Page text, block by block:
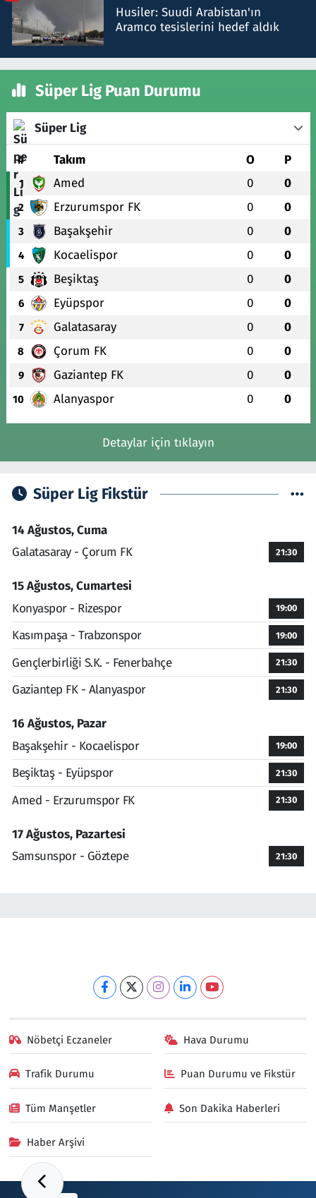
Husiler: Suudi Arabistan'ın
Aramco tesislerini hedef aldık
Süper Lig Puan Durumu
Süper Lig
# Takım O P
1 Amed 0 0
2 Erzurumspor FK 0 0
3 Başakşehir 0 0
4 Kocaelispor 0 0
5 Beşiktaş 0 0
6 Eyüpspor 0 0
7 Galatasaray 0 0
8 Çorum FK 0 0
9 Gaziantep FK 0 0
10 Alanyaspor 0 0
Detaylar için tıklayın
Süper Lig Fikstür
14 Ağustos, Cuma
Galatasaray - Çorum FK
21:30
15 Ağustos, Cumartesi
Konyaspor - Rizespor
19:00
Kasımpaşa - Trabzonspor 19:00
Gençlerbirliği S.K. - Fenerbahçe 21:30
Gaziantep FK - Alanyaspor 21:30
16 Ağustos, Pazar
Başakşehir - Kocaelispor
19:00
Beşiktaş - Eyüpspor 21:30
Amed - Erzurumspor FK 21:30
17 Ağustos, Pazartesi
Samsunspor - Göztepe
21:30
Nöbetçi Eczaneler Hava Durumu
Trafik Durumu Puan Durumu ve Fikstür
Tüm Manşetler Son Dakika Haberleri
Haber Arşivi